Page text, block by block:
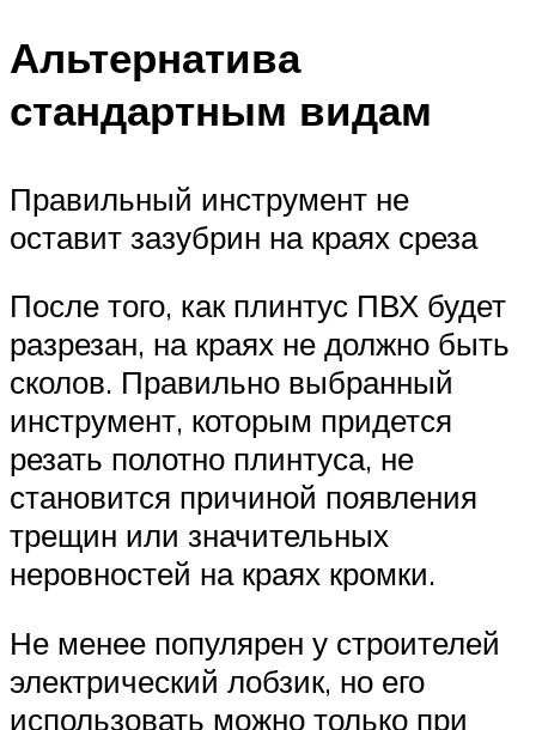
Альтернатива
стандартным видам
Правильный инструмент не
оставит зазубрин на краях среза
После того, как плинтус ПВХ будет
разрезан, на краях не должно быть
сколов. Правильно выбранный
инструмент, которым придется
резать полотно плинтуса, не
становится причиной появления
трещин или значительных
неровностей на краях кромки.
Не менее популярен у строителей
электрический лобзик, но его
использовать можно только при